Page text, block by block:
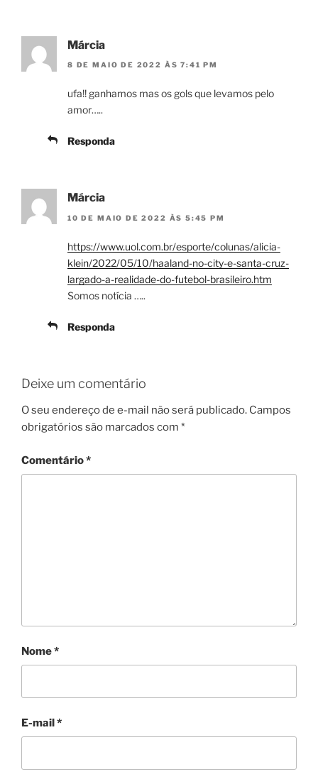
Márcia
8 DE MAIO DE 2022 ÀS 7:41 PM
ufa!! ganhamos mas os gols que levamos pelo
amor…..
Responda
Márcia
10 DE MAIO DE 2022 ÀS 5:45 PM
https://www.uol.com.br/esporte/colunas/alicia-
klein/2022/05/10/haaland-no-city-e-santa-cruz-
largado-a-realidade-do-futebol-brasileiro.htm
Somos notícia …..
Responda
Deixe um comentário
O seu endereço de e-mail não será publicado. Campos
obrigatórios são marcados com *
Comentário*
Nome*
E-mail*